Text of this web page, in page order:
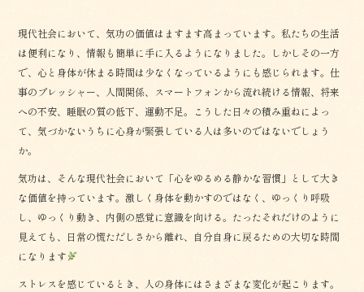
現代社会において、気功の価値はますます高まっています。私たちの生活
は便利になり、情報も簡単に手に入るようになりました。しかしその一方
で、心と身体が休まる時間は少なくなっているようにも感じられます。仕
事のプレッシャー、人間関係、スマートフォンから流れ続ける情報、将来
への不安、睡眠の質の低下、運動不足。こうした日々の積み重ねによっ
て、気づかないうちに心身が緊張している人は多いのではないでしょう
か。
気功は、そんな現代社会において「心をゆるめる静かな習慣」として大き
な価値を持っています。激しく身体を動かすのではなく、ゆっくり呼吸
し、ゆっくり動き、内側の感覚に意識を向ける。たったそれだけのように
見えても、日常の慌ただしさから離れ、自分自身に戻るための大切な時間
になります
ストレスを感じているとき、人の身体にはさまざまな変化が起こります。